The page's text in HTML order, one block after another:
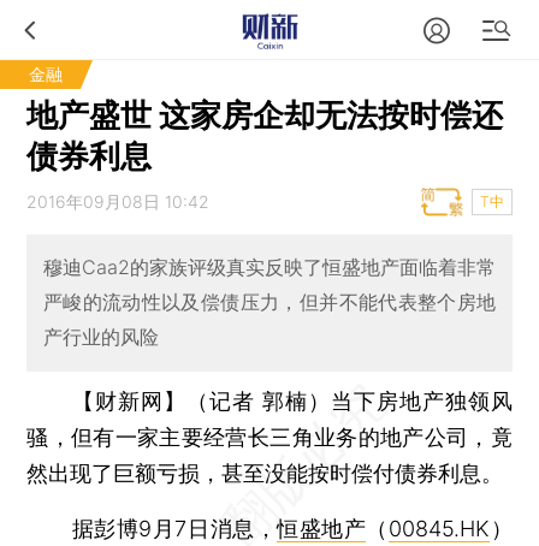
金融
地产盛世 这家房企却无法按时偿还
债券利息
2016年09月08日 10:42 T中
穆迪Caa2的家族评级真实反映了恒盛地产面临着非常
严峻的流动性以及偿债压力，但并不能代表整个房地
产行业的风险
【财新网】（记者 郭楠） 当下房地产独领风
骚，但有一家主要经营长三角业务的地产公司，竟
然出现了巨额亏损，甚至没能按时偿付债券利息。
据彭博9月7日消息，恒盛地产 （ 00845.HK ）